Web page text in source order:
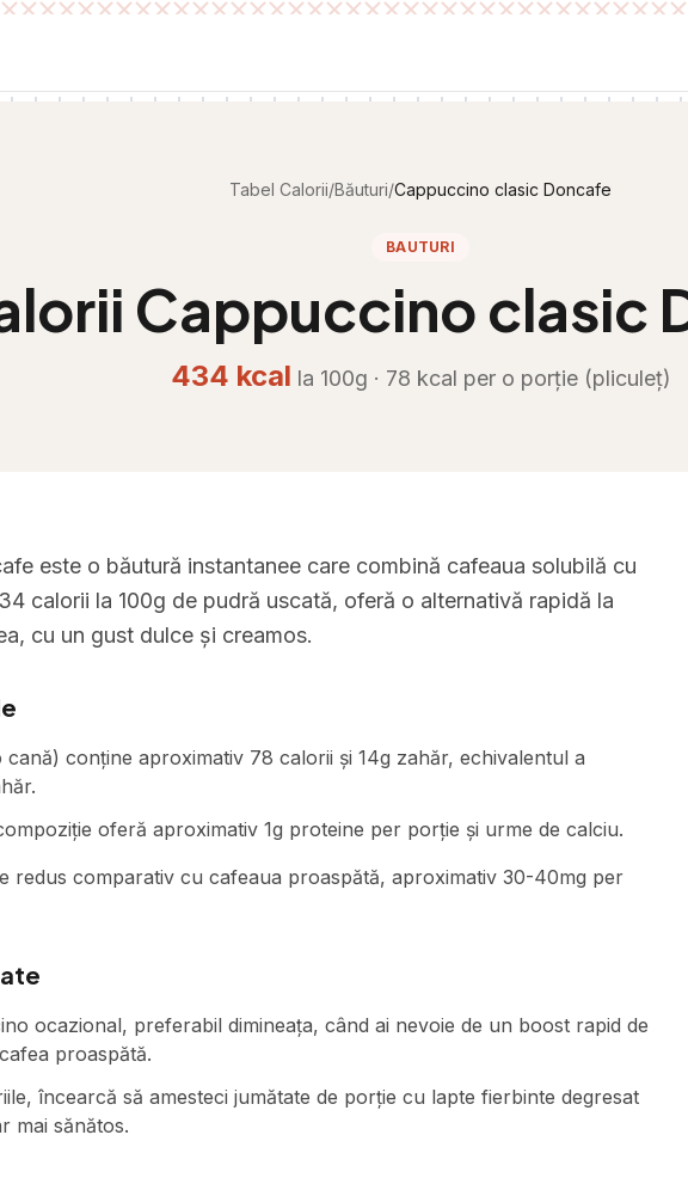
Tabel Calorii/Băuturi/Cappuccino clasic Doncafe
BAUTURI
Cappuccino clasic
434 kcal la 100g · 78 kcal per o porție (pliculeț)
este o băutură instantanee care combină cafeaua solubilă cu
calorii la 100g de pudră uscată, oferă o alternativă rapidă la
cu un gust dulce și creamos.
conține aproximativ 78 calorii și 14g zahăr, echivalentul a
oferă aproximativ 1g proteine per porție și urme de calciu.
redus comparativ cu cafeaua proaspătă, aproximativ 30-40mg per
ocazional, preferabil dimineața, când ai nevoie de un boost rapid de
proaspătă.
încearcă să amesteci jumătate de porție cu lapte fierbinte degresat
mai sănătos.